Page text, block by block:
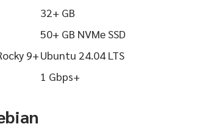
32+ GB
50+ GB NVMe SSD
9+Ubuntu 24.04 LTS
1 Gbps+